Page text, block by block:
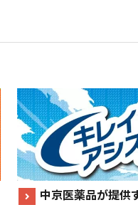
中京医薬品が提供